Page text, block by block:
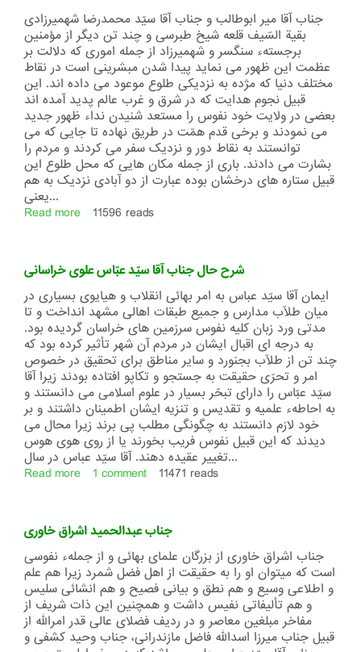
ابهر
جناب آقا میر ابوطالب و جناب آقا سیّد محمدرضا شهمیرزادی
بقیة السّیف قلعه شیخ طبرسی و چند تن دیگر از مؤمنین
برجستهء سنگسر و شهمیرزاد از جمله اموری که دلالت بر
عظمت این ظهور می نماید پیدا شدن مبشرینی است در نقاط
مختلف دنیا که مژده به نزدیکی طلوع موعود می داده اند. این
قبیل نجوم هدایت که در شرق و غرب عالم پدید آمده اند
بعضی در ولایت خود نفوس را مستعد شنیدن نداء ظهور جدید
می نمودند و برخی قدم همّت در طریق نهاده تا جایی که می
توانستند به نقاط دور و نزدیک سفر می کردند و مردم را
بشارت می دادند. باری از جمله مکان هایی که محل طلوع این
قبیل ستاره های درخشان بوده عبارت از دو آبادی نزدیک به هم
یعنی...
Read more about
میر
ابوطالب
و
جناب
آقا
سیّد
محمدرضا
شهمیرزادی
بقیة
السّیف
11596 reads
شرح حال جناب آقا سیّد عبّاس علوی خراسانی
ایمان آقا سیّد عباس به امر بهائی انقلاب و هیایوی بسیاری در
میان طلّاب مدارس و جمیع طبقات اهالی مشهد انداخت و تا
مدتی ورد زبان کلیه نفوس سرزمین های خراسان گردیده بود.
به درجه ای اقبال ایشان در مردم آن شهر تأثیر کرده بود که
چند تن از طلّاب بجنورد و سایر مناطق برای تحقیق در خصوص
امر و تحرّی حقیقت به جستجو و تکاپو افتاده بودند زیرا آقا
سیّد عبّاس را دارای تبحّر بسیار در علوم اسلامی می دانستند و
به احاطهء علمیه و تقدیس و تنزیه ایشان اطمینان داشتند و بر
خود لازم دانستند به چگونگی مطلب پی برند زیرا محال می
دیدند که این قبیل نفوس فریب بخورند یا از روی هوی هوس
تغییر عقیده دهند. آقا سیّد عباس در سال...
Read more about
جناب
آقا
سیّد
عبّاس
علوی
خراسانی
1 comment 11471 reads
جناب عبدالحمید اشراق خاوری
جناب اشراق خاوری از بزرگان علمای بهائی و از جملهء نفوسی
است که میتوان او را به حقیقت از اهل فضل شمرد زیرا هم علم
و اطلاعی وسیع و هم نطق و بیانی فصیح و هم انشائی سلیس
و هم تألیفاتی نفیس داشت و همچنین این ذات شریف از
مفاخر مبلغین معاصر و در ردیف فضلای عالی قدر امرالله از
قبیل جناب میرزا اسدالله فاضل مازندرانی، جناب وحید کشفی و